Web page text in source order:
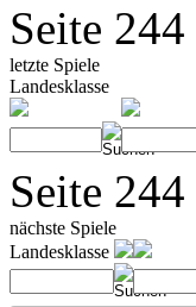
Seite
letzte Spiele
Landesklasse
Seite
nächste Spiele
Landesklasse